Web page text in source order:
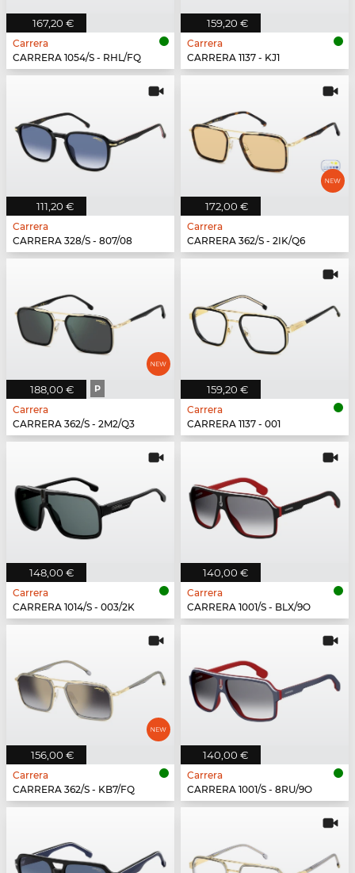
167,20 €
Carrera
CARRERA 1054/S - RHL/FQ
159,20 €
Carrera
CARRERA 1137 - KJ1
111,20 €
Carrera
CARRERA 328/S - 807/08
172,00 €
Carrera
CARRERA 362/S - 2IK/Q6
188,00 € P
Carrera
CARRERA 362/S - 2M2/Q3
159,20 €
Carrera
CARRERA 1137 - 001
148,00 €
Carrera
CARRERA 1014/S - 003/2K
140,00 €
Carrera
CARRERA 1001/S - BLX/9O
156,00 €
Carrera
CARRERA 362/S - KB7/FQ
140,00 €
Carrera
CARRERA 1001/S - 8RU/9O